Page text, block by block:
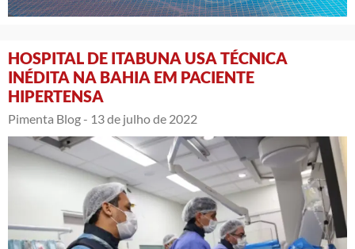
HOSPITAL DE ITABUNA USA TÉCNICA
INÉDITA NA BAHIA EM PACIENTE
HIPERTENSA
Pimenta Blog - 13 de julho de 2022